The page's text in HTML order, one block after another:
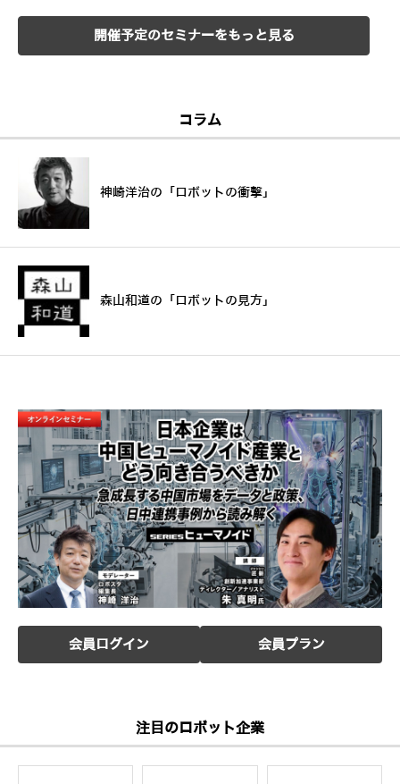
開催予定のセミナーをもっと見る
コラム
神崎洋治の「ロボットの衝撃」
森山和道の「ロボットの見方」
会員ログイン 会員プラン
注目のロボット企業